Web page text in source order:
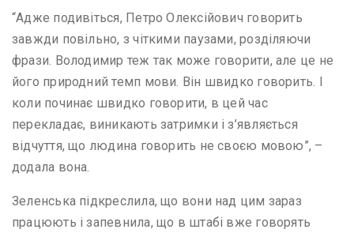
“Адже подивіться, Петро Олексійович говорить
завжди повільно, з чіткими паузами, розділяючи
фрази. Володимир теж так може говорити, але це не
його природний темп мови. Він швидко говорить. І
коли починає швидко говорити, в цей час
перекладає, виникають затримки і з’являється
відчуття, що людина говорить не своєю мовою”, –
додала вона.
Зеленська підкреслила, що вони над цим зараз
працюють і запевнила, що в штабі вже говорять